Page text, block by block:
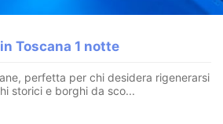
Toscana 1 notte
perfetta per chi desidera rigenerarsi
storici e borghi da sco...